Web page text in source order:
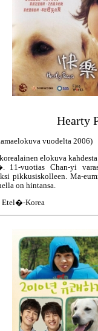
Hearty
vuodelta 2006)
elokuva
vuotias Chan-yi
pikkusiskolleen. Ma-
on hintansa.
Etel�-Korea